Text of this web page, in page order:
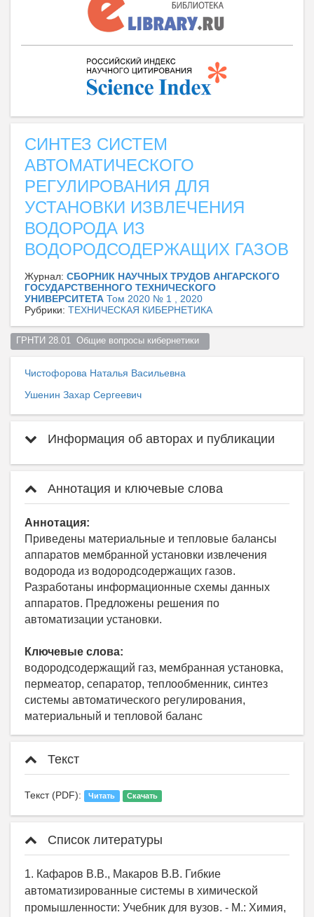
СИНТЕЗ СИСТЕМ
АВТОМАТИЧЕСКОГО
РЕГУЛИРОВАНИЯ ДЛЯ
УСТАНОВКИ ИЗВЛЕЧЕНИЯ
ВОДОРОДА ИЗ
ВОДОРОДСОДЕРЖАЩИХ ГАЗОВ
Журнал: СБОРНИК НАУЧНЫХ ТРУДОВ АНГАРСКОГО
ГОСУДАРСТВЕННОГО ТЕХНИЧЕСКОГО
УНИВЕРСИТЕТА Том 2020 № 1 , 2020
Рубрики: ТЕХНИЧЕСКАЯ КИБЕРНЕТИКА
ГРНТИ 28.01  Общие вопросы кибернетики
Чистофорова Наталья Васильевна
Ушенин Захар Сергеевич
Информация об авторах и публикации
Аннотация и ключевые слова
Аннотация:
Приведены материальные и тепловые балансы
аппаратов мембранной установки извлечения
водорода из водородсодержащих газов.
Разработаны информационные схемы данных
аппаратов. Предложены решения по
автоматизации установки.
Ключевые слова:
водородсодержащий газ, мембранная установка,
пермеатор, сепаратор, теплообменник, синтез
системы автоматического регулирования,
материальный и тепловой баланс
Текст
Текст (PDF): Читать Скачать
Список литературы
1. Кафаров В.В., Макаров В.В. Гибкие
автоматизированные системы в химической
промышленности: Учебник для вузов. - М.: Химия,